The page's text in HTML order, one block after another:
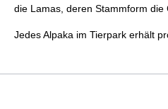
die Lamas, deren Stammform
Jedes Alpaka im Tierpark erhält